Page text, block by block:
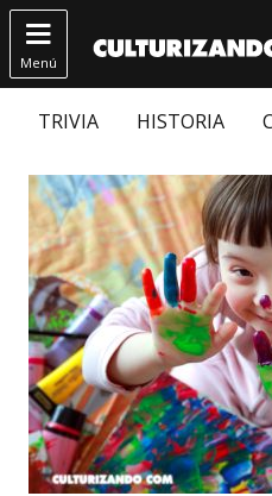

Menú
TRIVIA HISTORIA